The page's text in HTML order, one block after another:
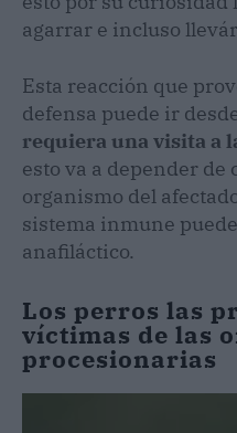
agarrar e incluso
Esta reacción que
defensa puede ir
requiera una visita a
esto va a depender de
organismo del
sistema inmune
anafiláctico.
Los perros las
víctimas de las
procesionarias